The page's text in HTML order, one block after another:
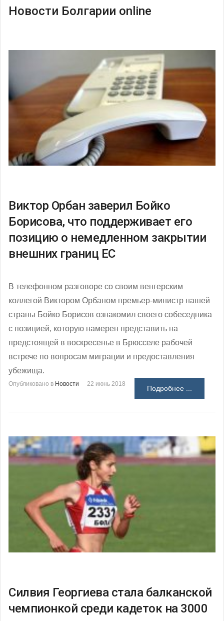
Новости Болгарии online
Виктор Орбан заверил Бойко
Борисова, что поддерживает его
позицию о немедленном закрытии
внешних границ ЕС
В телефонном разговоре со своим венгерским
коллегой Виктором Орбаном премьер-министр нашей
страны Бойко Борисов ознакомил своего собеседника
с позицией, которую намерен представить на
предстоящей в воскресенье в Брюсселе рабочей
встрече по вопросам миграции и предоставления
убежища.
Опубликовано в Новости 22 июнь 2018
Подробнее ...
Силвия Георгиева стала балканской
чемпионкой среди кадеток на 3000